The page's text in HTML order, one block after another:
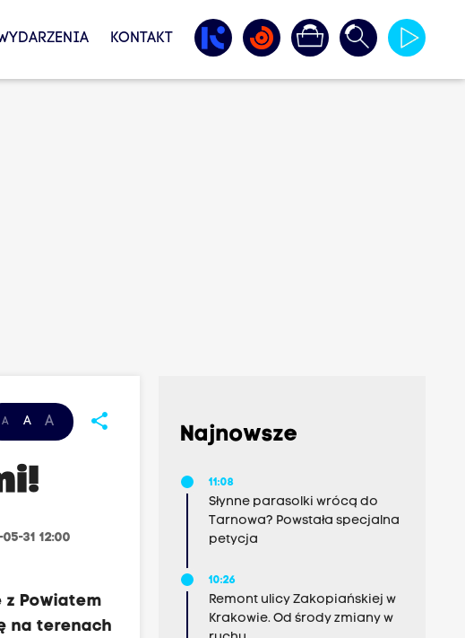
KONTAKT
A A A share
31 12:00
z Powiatem
na terenach
Najnowsze
11:08
Słynne parasolki wrócą do
Tarnowa? Powstała specjalna
petycja
10:26
Remont ulicy Zakopiańskiej w
Krakowie. Od środy zmiany w